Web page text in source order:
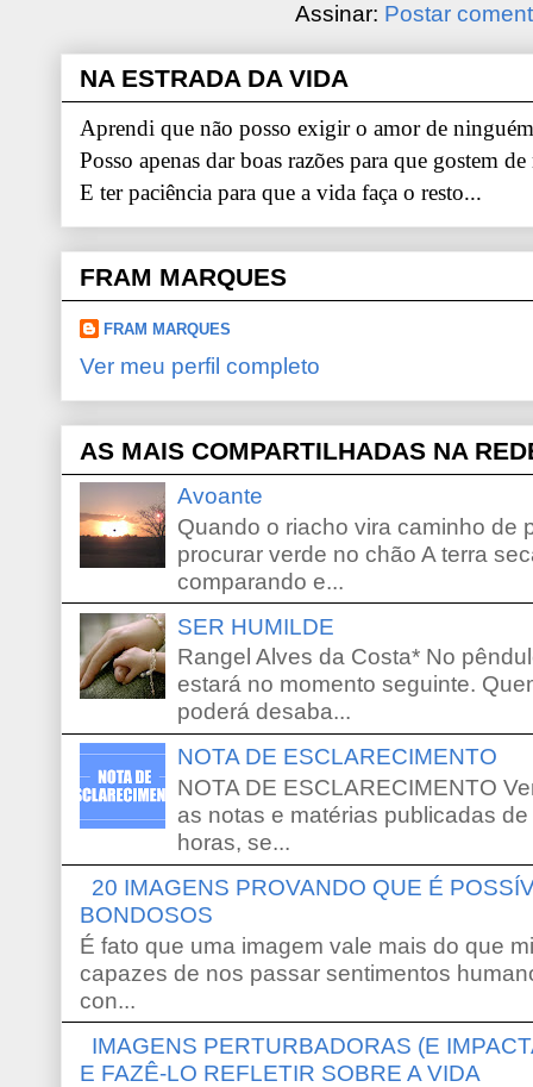
Assinar: Postar
NA ESTRADA DA VIDA
Aprendi que não posso exigir o amor de
Posso apenas dar boas razões para que gostem
E ter paciência para que a vida faça o resto...
FRAM MARQUES
FRAM MARQUES
Ver meu perfil completo
AS MAIS COMPARTILHADAS NA
Avoante
Quando o riacho vira caminho de
procurar verde no chão A terra
comparando e...
SER HUMILDE
Rangel Alves da Costa* No
estará no momento seguinte.
poderá desaba...
NOTA DE ESCLARECIMENTO
NOTA DE ESCLARECIMENTO
as notas e matérias publicadas
horas, se...
20 IMAGENS PROVANDO QUE É
BONDOSOS
É fato que uma imagem vale mais do que
capazes de nos passar sentimentos
con...
IMAGENS PERTURBADORAS (E
E FAZÊ-LO REFLETIR SOBRE A VIDA